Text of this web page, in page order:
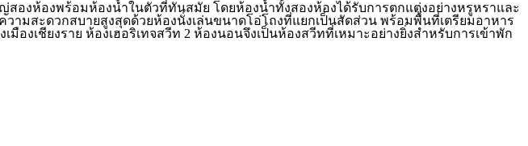
องห้องพร้อมห้องน้ำในตัวที่ทันสมัย โดยห้องน้ำทั้งสองห้องได้รับการตกแต่งอย่างหรูหราและ
ามสะดวกสบายสูงสุดด้วยห้องนั่งเล่นขนาดโอ่โถงที่แยกเป็นสัดส่วน พร้อมพื้นที่เตรียมอาหาร
งเชียงราย ห้องเฮอริเทจสวีท 2 ห้องนอนจึงเป็นห้องสวีทที่เหมาะอย่างยิ่งสำหรับการเข้าพัก